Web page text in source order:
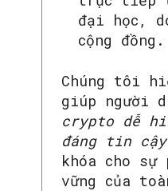
đại học,
cộng đồng.
Chúng tôi
giúp người
crypto dễ
đáng tin cậy
khóa cho
vững của